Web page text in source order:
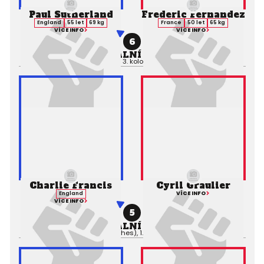
Paul Sutherland
England 55 let
69 kg
VÍCE INFO
6
PROFESIONÁLNÍ ZÁPAS MMA
Výsledek:Draw, 3. kolo 5:00, Rozhodčí:
Frederic Fernandez
France 50 let
65 kg
VÍCE INFO
Charlie Francis
England
VÍCE INFO
5
PROFESIONÁLNÍ ZÁPAS MMA
Výsledek: TKO (Punches), 1. kolo 0:38,Rozhodčí:
Cyril Graulier
VÍCE INFO